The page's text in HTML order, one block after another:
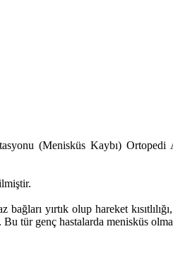
(Menisküs Kaybı)
yırtık olup hareket
genç hastalarda menisküs